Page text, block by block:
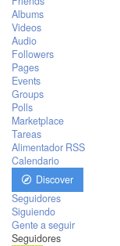
Albums
Videos
Audio
Followers
Pages
Events
Groups
Polls
Marketplace
Tareas
Alimentador RSS
Calendario
Discover
Seguidores
Siguiendo
Gente a seguir
Seguidores